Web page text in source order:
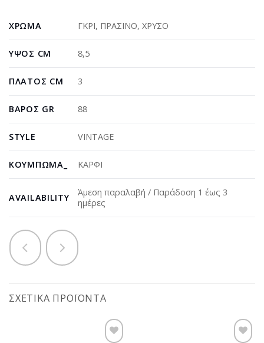
ΧΡΏΜΑ ΓΚΡΙ, ΠΡΑΣΙΝΟ,ΧΡΥΣΟ
ΎΨΟΣ CM 8,5
ΠΛΆΤΟΣ CM 3
ΒΆΡΟΣ GR 88
STYLE VINTAGE
ΚΟΎΜΠΩΜΑ_ ΚΑΡΦΙ
AVAILABILITY
Άμεση παραλαβή / Παράδοση 1 έως 3
ημέρες
ΣΧΕΤΙΚΆ ΠΡΟΪΌΝΤΑ